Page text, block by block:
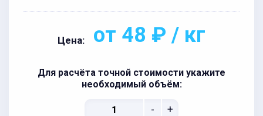
Цена: от 48 ₽ / кг
Для расчёта точной стоимости укажите
необходимый объём:
- +